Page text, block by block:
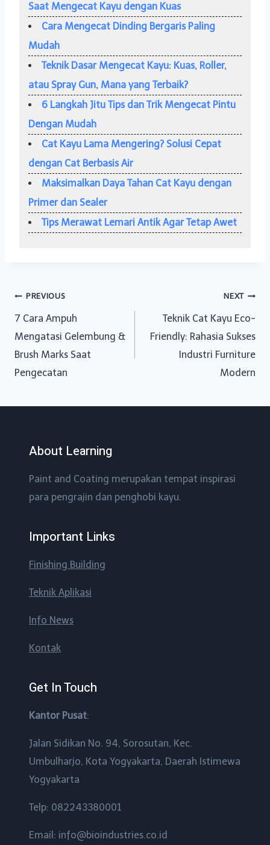
Saat Mengecat Kayu dengan Kuas
Cara Mengecat Dinding Bergaris Paling
Mudah
Teknik Dasar Mengecat Kayu: Kuas, Roller,
atau Spray Gun, Mana yang Terbaik?
6 Langkah Jitu Tips dan Trik Mengecat Pintu
Dengan Mudah
Cat Kayu Lama Mengering? Solusi Cepat
dengan Cat Berbasis Air
Maksimalkan Daya Tahan Cat Kayu dengan
Primer dan Sealer
Tips Merawat Lemari Antik Agar Tetap Awet
Post
navigation
PREVIOUS
7 Cara Ampuh
Mengatasi Gelembung &
Brush Marks Saat
Pengecatan
NEXT
Teknik Cat Kayu Eco-
Friendly: Rahasia Sukses
Industri Furniture
Modern
About Learning
Paint and Coating merupakan tempat inspirasi
para pengrajin dan penghobi kayu.
Important Links
Finishing Building
Teknik Aplikasi
Info News
Kontak
Get In Touch
Kantor Pusat:
Jalan Sidikan No. 94, Sorosutan, Kec.
Umbulharjo, Kota Yogyakarta, Daerah Istimewa
Yogyakarta
Telp: 082243380001
Email: info@bioindustries.co.id